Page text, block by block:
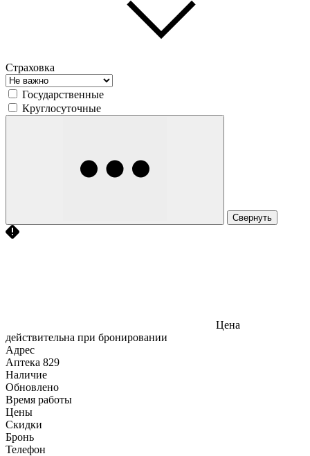
Страховка
Государственные
Круглосуточные
Свернуть
Цена
действительна при бронировании
Адрес
Аптека 829
Наличие
Обновлено
Время работы
Цены
Скидки
Бронь
Телефон